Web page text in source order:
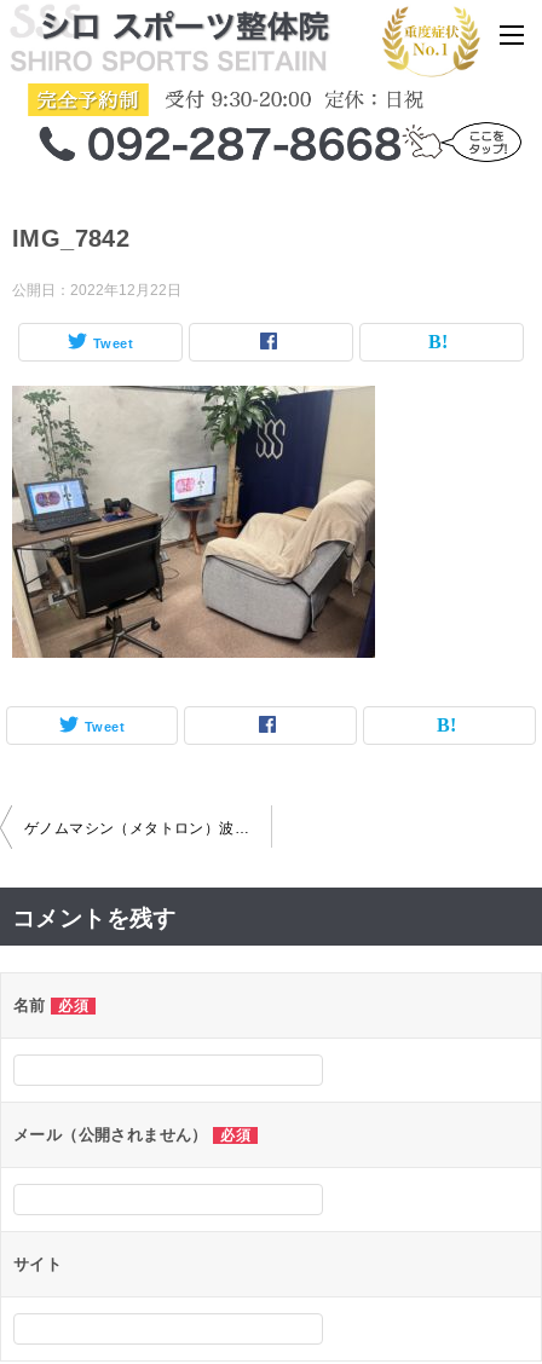
IMG_7842
公開日： 2022年12月22日
Tweet
Tweet
投
ビ
ー
シ
ン
ゲノムマシン（メタトロン）波動調整器
コメントを残す
名前 必須
メール（公開されません） 必須
サイト